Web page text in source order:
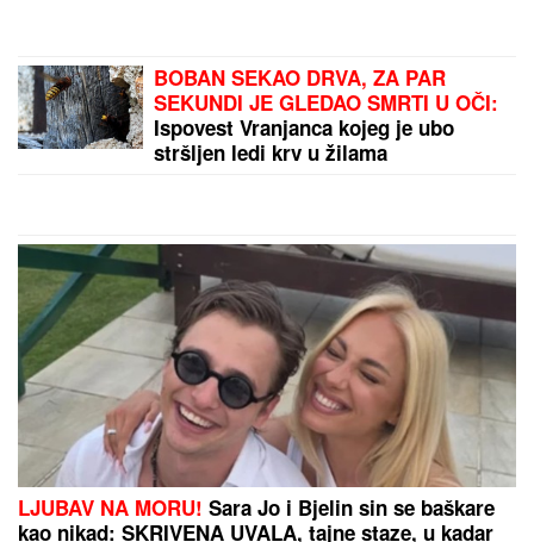
"NEĆE BITI KAO ONA KOJU PIŠU
OČAJNICE"Jovana Jeremić sprema
haos, o ovome će svi brujati:
BOJANA LAZIĆ POKAZALA MAJKU
Sa njom uživa
na letovanju: Doručak U BAZENU, a tek da vidite
voditeljku u bikiniju (FOTO)